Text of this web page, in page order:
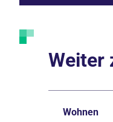
Weiter
Wohnen